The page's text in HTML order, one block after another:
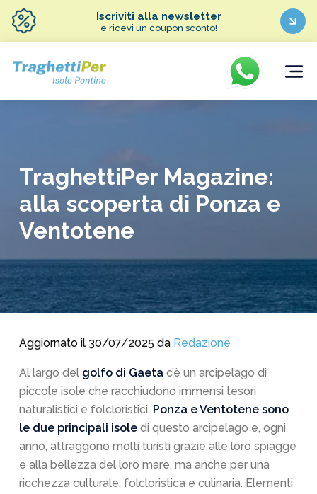
Iscriviti alla newsletter
e ricevi un coupon sconto!
TraghettiPer Magazine:
alla scoperta di Ponza e
Ventotene
Aggiornato il 30/07/2025 da Redazione
Al largo del golfo di Gaeta c’è un arcipelago di
piccole isole che racchiudono immensi tesori
naturalistici e folcloristici. Ponza e Ventotene sono
le due principali isole di questo arcipelago e, ogni
anno, attraggono molti turisti grazie alle loro spiagge
e alla bellezza del loro mare, ma anche per una
ricchezza culturale, folcloristica e culinaria. Elementi